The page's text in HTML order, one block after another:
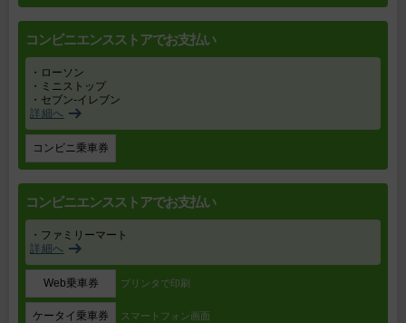
コンビニエンスストアでお支払い
・ローソン
・ミニストップ
・セブン‐イレブン
詳細へ
コンビニ乗車券
コンビニエンスストアでお支払い
・ファミリーマート
詳細へ
Web乗車券 プリンタで印刷
ケータイ乗車券 スマートフォン画面